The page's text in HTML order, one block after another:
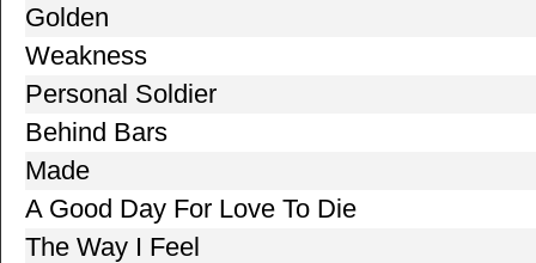
Golden
Weakness
Personal Soldier
Behind Bars
Made
A Good Day For Love To Die
The Way I Feel